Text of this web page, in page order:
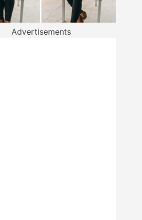
Advertisements